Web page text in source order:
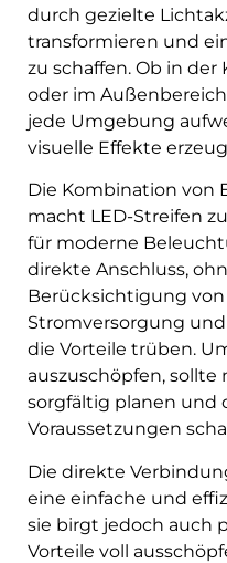
durch gezielte
transformieren und
zu schaffen. Ob in
oder im
jede Umgebung
visuelle Effekte
Die Kombination von
macht LED-Streifen
für moderne
direkte Anschluss,
Berücksichtigung
Stromversorgung
die Vorteile trüben.
auszuschöpfen, sollte
sorgfältig planen und
Voraussetzungen
Die direkte
eine einfache und
sie birgt jedoch auch
Vorteile voll